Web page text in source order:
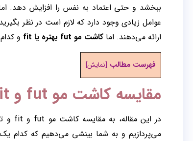
ببخشد و حتی اعتماد به نفس را افزایش
ارائه می‌دهند. اما کاشت مو fut بهتره یا fit و
فهرست مطالب [نمایش]
مقایسه کاشت مو fut و fit
در این مقاله، به مقایسه کاشت مو fut و fit و تکنیک‌های مربوط به هر یک از آن‌ها از میان
می‌پردازیم و به شما بینشی می‌دهیم که کدام